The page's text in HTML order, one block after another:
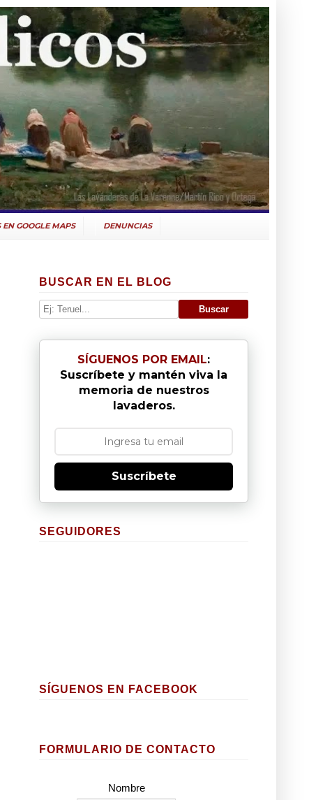
EN GOOGLE MAPS DENUNCIAS
BUSCAR EN EL BLOG
SÍGUENOS POR EMAIL:
Suscríbete y mantén viva la
memoria de nuestros
lavaderos.
Suscríbete
SEGUIDORES
SÍGUENOS EN FACEBOOK
FORMULARIO DE CONTACTO
Nombre